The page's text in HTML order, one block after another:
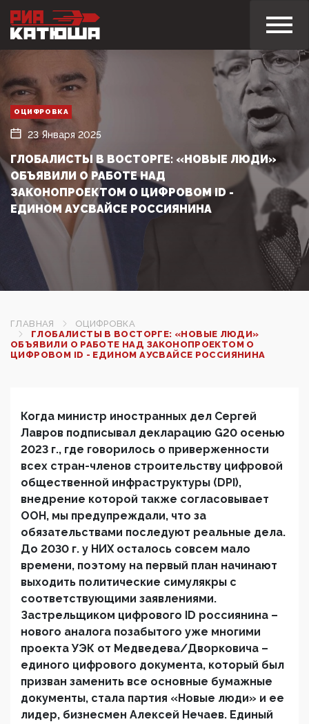
ОЦИФРОВКА
23 Января 2025
ГЛОБАЛИСТЫ В ВОСТОРГЕ: «НОВЫЕ ЛЮДИ»
ОБЪЯВИЛИ О РАБОТЕ НАД
ЗАКОНОПРОЕКТОМ О ЦИФРОВОМ ID -
ЕДИНОМ АУСВАЙСЕ РОССИЯНИНА
ГЛАВНАЯ
ОЦИФРОВКА
ГЛОБАЛИСТЫ В ВОСТОРГЕ: «НОВЫЕ ЛЮДИ»
ОБЪЯВИЛИ О РАБОТЕ НАД ЗАКОНОПРОЕКТОМ О
ЦИФРОВОМ ID - ЕДИНОМ АУСВАЙСЕ РОССИЯНИНА
Когда министр иностранных дел Сергей
Лавров подписывал декларацию G20 осенью
2023 г., где говорилось о приверженности
всех стран-членов строительству цифровой
общественной инфраструктуры (DPI),
внедрение которой также согласовывает
ООН, мы предупреждали, что за
обязательствами последуют реальные дела.
До 2030 г. у НИХ осталось совсем мало
времени, поэтому на первый план начинают
выходить политические симулякры с
соответствующими заявлениями.
Застрельщиком цифрового ID россиянина –
нового аналога позабытого уже многими
проекта УЭК от Медведева/Дворковича –
единого цифрового документа, который был
призван заменить все основные бумажные
документы, стала партия «Новые люди» и ее
лидер, бизнесмен Алексей Нечаев. Единый